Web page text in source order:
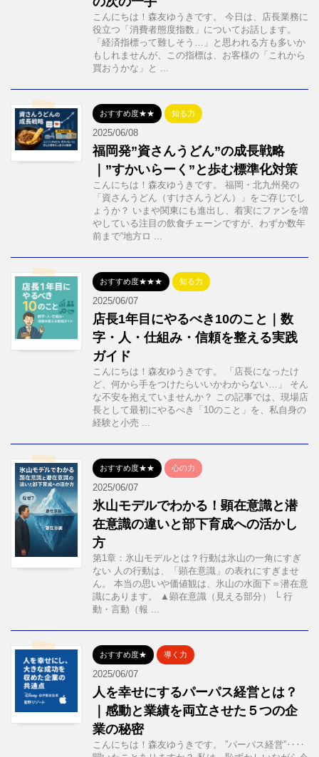
こんにちは！森友ゆうきです。 今日は、店長業務に
役立つ「消費者態度指数」についてお話します。
「経済指標って難しそう…」と思われる方も多いか
もしれませんが、この指標は、お客様の「これから
買おうかな」と ...
おすすめ度★★ 知る力
2025/06/08
福岡発”資さんうどん”の成長戦略
｜”すかいらーく”と歩む標準化対策
こんにちは！森友ゆうきです。 福岡・北九州発の
「資さんうどん（すけさんうどん）」をご存じでし
ょうか？ いまや関東にも進出し、着実にファンを増
やしている注目の飲食チェーンですが、わずか数年
前まで“地方ロ ...
おすすめ度★★★ 知る力
2025/06/07
店長1年目にやるべき10のこと｜数
字・人・仕組み・信頼を整える実践
ガイド
こんにちは！森友ゆうきです。 「店長になったけ
ど、何から手をつけたらいいかわからない…」 そん
な不安を抱えていませんか？ この記事では、現場店
長として最初にやるべき「10のこと」を、私自身の
経験と小売 ...
おすすめ度★★ 心の力
2025/06/07
氷山モデルでわかる！顕在意識と潜
在意識の違いと部下育成への活かし
方
第1章：氷山モデルとは？行動は氷山の一角にすぎ
ない 人の行動は、「顕在意識」の表れにすぎませ
ん。 本当の思いや価値観は、氷山の水面下＝潜在意
識にあります。 ▲顕在意識（見える部分） └ 行
動・言動（報 ...
おすすめ度★ 導く力
2025/06/07
人を幸せにするパーパス経営とは？
｜感動と業績を両立させた５つの企
業の秘密
こんにちは！森友ゆうきです。 ”パーパス経営”‥‥